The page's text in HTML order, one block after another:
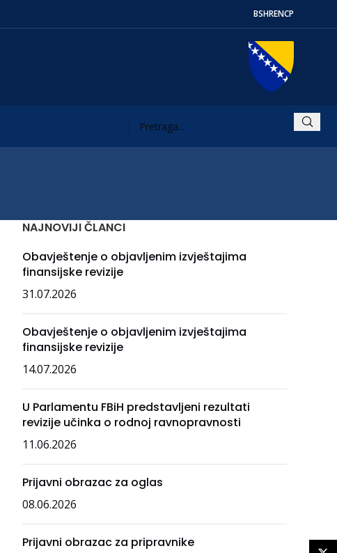
BSHRENСР
NAJNOVIJI ČLANCI
Obavještenje o objavljenim izvještajima
finansijske revizije
31.07.2026
Obavještenje o objavljenim izvještajima
finansijske revizije
14.07.2026
U Parlamentu FBiH predstavljeni rezultati
revizije učinka o rodnoj ravnopravnosti
11.06.2026
Prijavni obrazac za oglas
08.06.2026
Prijavni obrazac za pripravnike